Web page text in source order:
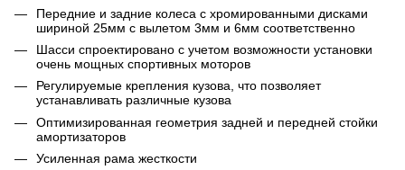
Передние и задние колеса с хромированными дисками
шириной 25мм с вылетом 3мм и 6мм соответственно
Шасси спроектировано с учетом возможности установки
очень мощных спортивных моторов
Регулируемые крепления кузова, что позволяет
устанавливать различные кузова
Оптимизированная геометрия задней и передней стойки
амортизаторов
Усиленная рама жесткости